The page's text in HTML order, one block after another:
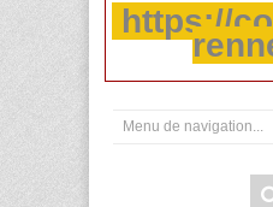
https://